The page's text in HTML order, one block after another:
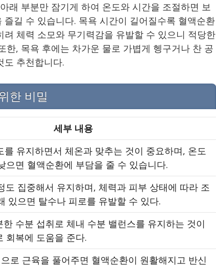
래 부분만 잠기게 하여 온도와 시간을 조절하면 보
길 수 있습니다. 목욕 시간이 길어질수록 혈액순환
체력 소모와 무기력감을 유발할 수 있으니 적당한
한, 목욕 후에는 차가운 물로 가볍게 헹구거나 찬 공
도 추천합니다.
한 비밀
세부 내용
를 유지하면서 체온과 맞추는 것이 중요하며, 온도
으면 혈액순환에 부담을 줄 수 있습니다.
도 집중해서 유지하며, 체력과 피부 상태에 따라 조
있으면 탈수나 피로를 유발할 수 있다.
한 수분 섭취로 체내 수분 밸런스를 유지하는 것이
회복에 도움을 준다.
로 근육을 풀어주면 혈액순환이 원활해지고 반신